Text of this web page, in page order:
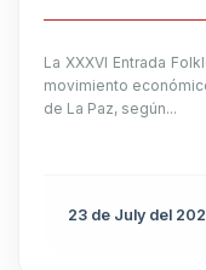
La XXXVI Entrada
movimiento
de La Paz, según...
23 de July del